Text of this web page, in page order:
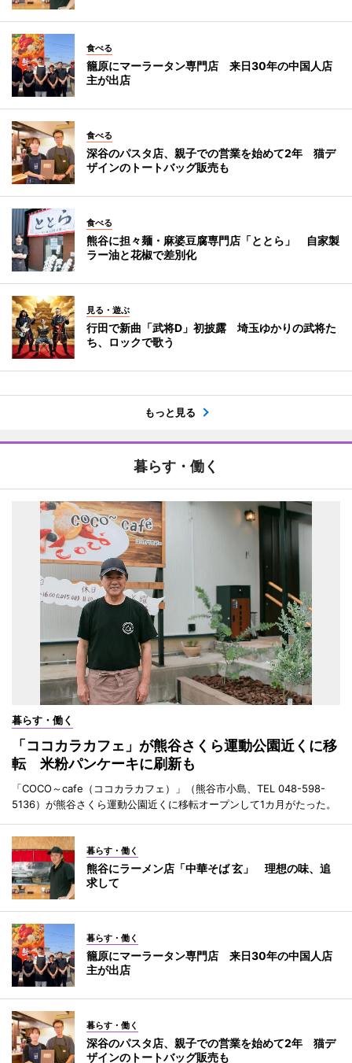
食べる
籠原にマーラータン専門店 来日30年の中国人店
主が出店
食べる
深谷のパスタ店、親子での営業を始めて2年 猫デ
ザインのトートバッグ販売も
食べる
熊谷に担々麺・麻婆豆腐専門店「ととら」 自家製
ラー油と花椒で差別化
見る・遊ぶ
行田で新曲「武将D」初披露 埼玉ゆかりの武将た
ち、ロックで歌う
もっと見る
暮らす・働く
暮らす・働く
「ココカラカフェ」が熊谷さくら運動公園近くに移
転 米粉パンケーキに刷新も
「COCO～cafe（ココカラカフェ）」（熊谷市小島、TEL 048-598-
5136）が熊谷さくら運動公園近くに移転オープンして1カ月がたった。
暮らす・働く
熊谷にラーメン店「中華そば 玄」 理想の味、追
求して
暮らす・働く
籠原にマーラータン専門店 来日30年の中国人店
主が出店
暮らす・働く
深谷のパスタ店、親子での営業を始めて2年 猫デ
ザインのトートバッグ販売も